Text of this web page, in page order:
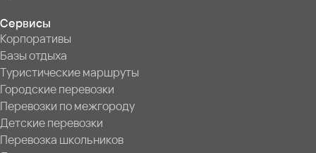
Сервисы
Корпоративы
Базы отдыха
Туристические маршруты
Городские перевозки
Перевозки по межгороду
Детские перевозки
Перевозка школьников